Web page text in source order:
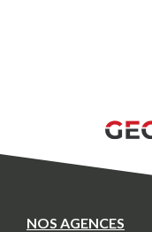
NOS AGENCES